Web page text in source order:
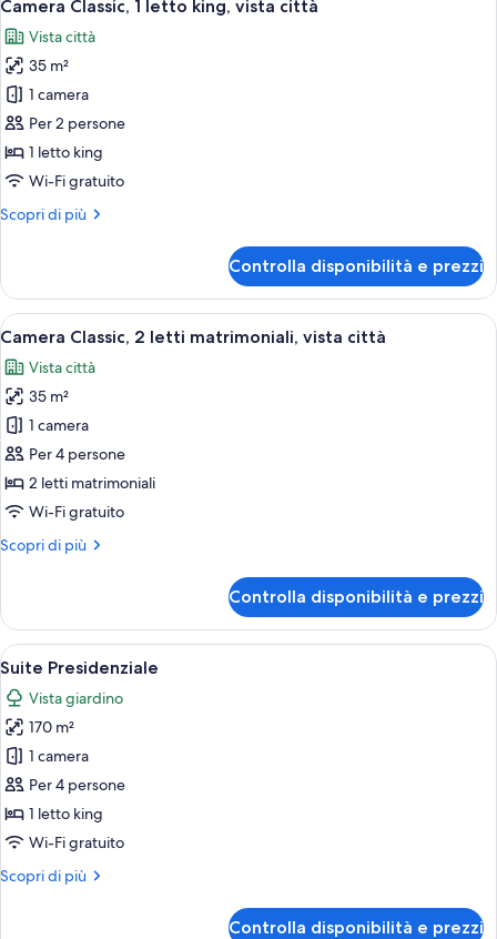
tutte
le
foto
per
Camera
Classic,
1
king,
Camera Classic, 1 letto king, vista città
Vista città
35 m²
1 camera
Per 2 persone
1 letto king
Wi-Fi gratuito
Scopri di più
Altri
Classic,
letto
vista
città
Controlla disponibilità e prezzi
Apri
tutte
le
foto
per
Camera
Classic,
2
matrimoniali,
Una camera d'albergo con due letti,
2
Camera Classic, 2 letti matrimoniali, vista città
Vista città
35 m²
1 camera
Per 4 persone
2 letti matrimoniali
Wi-Fi gratuito
Scopri di più
Altri
Classic,
letti
matrimoniali,
vista
città
Controlla disponibilità e prezzi
Apri
tutte
le
foto
per
Suite
Presidenziale
Un letto rifatto con lenzuola
3
Suite Presidenziale
Vista giardino
170 m²
1 camera
Per 4 persone
1 letto king
Wi-Fi gratuito
Scopri di più
Altri
Controlla disponibilità e prezzi